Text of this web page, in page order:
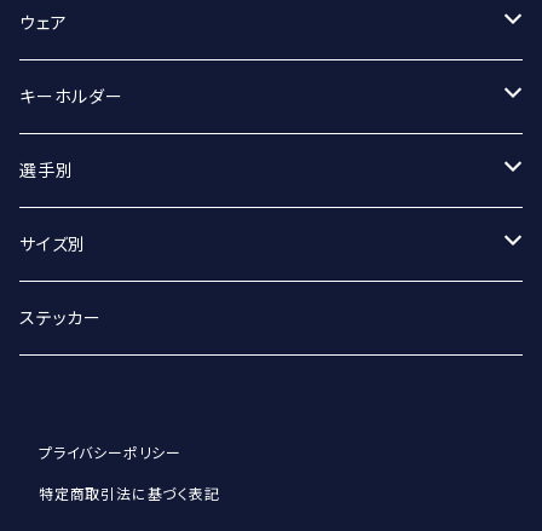
スポーツタオル
マフラータオル
ウェア
Tシャツ
Tシャツ（オーバーサイズ）
ベースボールシャツ
選手別
キーホルダー
丸アクキー
ユニフォームアクキー
選手別
#2 宮坂侑選手
#9 ジグマルス・ライモ選手
#13 小澤崚選手
サイズ別
Sサイズ
Lサイズ
ステッカー
プライバシーポリシー
特定商取引法に基づく表記